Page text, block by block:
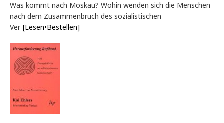
Was kommt nach Moskau? Wohin wenden sich die Menschen
nach dem Zusammenbruch des sozialistischen
Ver [Lesen•Bestellen]